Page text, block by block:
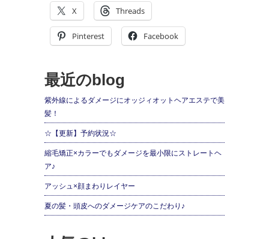
X Threads
Pinterest Facebook
最近のblog
紫外線によるダメージにオッジィオットヘアエステで美
髪！
☆【更新】予約状況☆
縮毛矯正×カラーでもダメージを最小限にストレートヘ
ア♪
アッシュ×顔まわりレイヤー
夏の髪・頭皮へのダメージケアのこだわり♪